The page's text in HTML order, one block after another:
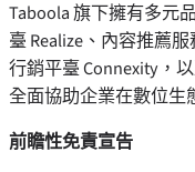
Taboola 旗下擁有多元
臺 Realize、內容推薦
行銷平臺 Connexity，
全面協助企業在數位生
前瞻性免責宣告